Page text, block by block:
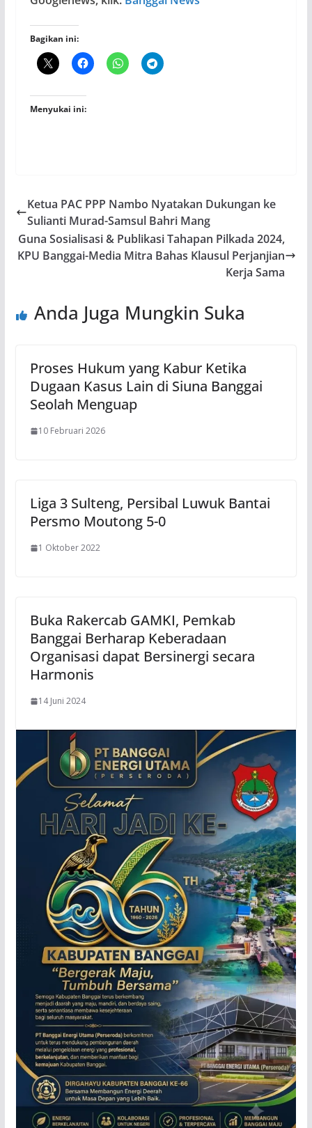
Bagikan ini:
Menyukai ini:
Ketua PAC PPP Nambo Nyatakan Dukungan ke
Sulianti Murad-Samsul Bahri Mang
Guna Sosialisasi & Publikasi Tahapan Pilkada 2024,
KPU Banggai-Media Mitra Bahas Klausul Perjanjian
Kerja Sama
Anda Juga Mungkin Suka
Proses Hukum yang Kabur Ketika
Dugaan Kasus Lain di Siuna Banggai
Seolah Menguap
10 Februari 2026
Liga 3 Sulteng, Persibal Luwuk Bantai
Persmo Moutong 5-0
1 Oktober 2022
Buka Rakercab GAMKI, Pemkab
Banggai Berharap Keberadaan
Organisasi dapat Bersinergi secara
Harmonis
14 Juni 2024